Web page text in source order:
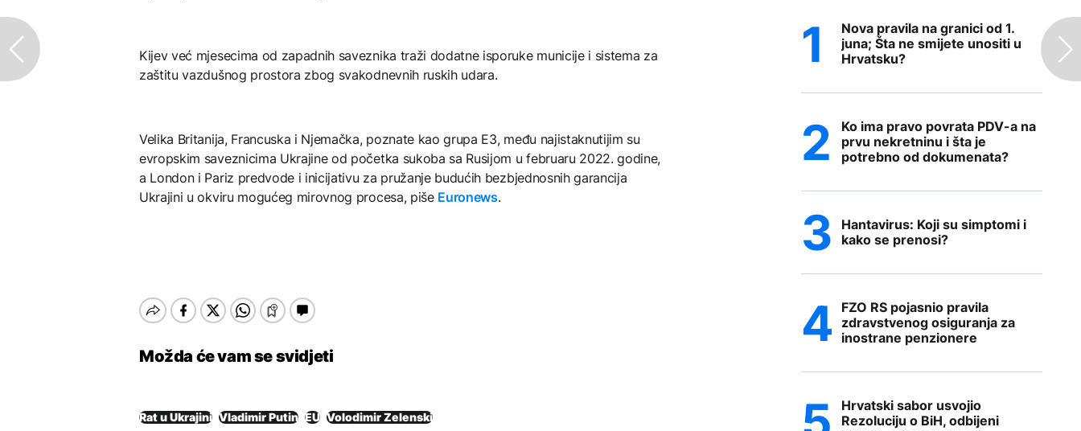
Kijev već mjesecima od zapadnih saveznika traži dodatne isporuke municije i sistema za
zaštitu vazdušnog prostora zbog svakodnevnih ruskih udara.
Velika Britanija, Francuska i Njemačka, poznate kao grupa E3, među najistaknutijim su
evropskim saveznicima Ukrajine od početka sukoba sa Rusijom u februaru 2022. godine,
a London i Pariz predvode i inicijativu za pružanje budućih bezbjednosnih garancija
Ukrajini u okviru mogućeg mirovnog procesa, piše Euronews.
Možda će vam se svidjeti
Rat u Ukrajini Vladimir Putin EU Volodimir Zelenski
Nova pravila na granici od 1.
juna; Šta ne smijete unositi u
Hrvatsku?
Ko ima pravo povrata PDV-a na
prvu nekretninu i šta je
potrebno od dokumenata?
Hantavirus: Koji su simptomi i
kako se prenosi?
FZO RS pojasnio pravila
zdravstvenog osiguranja za
inostrane penzionere
Hrvatski sabor usvojio
Rezoluciju o BiH, odbijeni